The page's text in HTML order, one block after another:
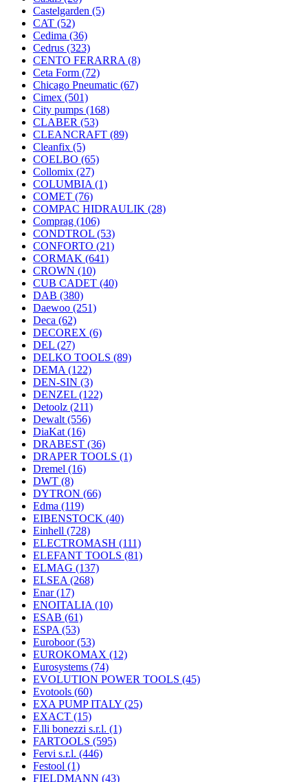
Castelgarden (5)
CAT (52)
Cedima (36)
Cedrus (323)
CENTO FERARRA (8)
Ceta Form (72)
Chicago Pneumatic (67)
Cimex (501)
City pumps (168)
CLABER (53)
CLEANCRAFT (89)
Cleanfix (5)
COELBO (65)
Collomix (27)
COLUMBIA (1)
COMET (76)
COMPAC HIDRAULIK (28)
Comprag (106)
CONDTROL (53)
CONFORTO (21)
CORMAK (641)
CROWN (10)
CUB CADET (40)
DAB (380)
Daewoo (251)
Deca (62)
DECOREX (6)
DEL (27)
DELKO TOOLS (89)
DEMA (122)
DEN-SIN (3)
DENZEL (122)
Detoolz (211)
Dewalt (556)
DiaKat (16)
DRABEST (36)
DRAPER TOOLS (1)
Dremel (16)
DWT (8)
DYTRON (66)
Edma (119)
EIBENSTOCK (40)
Einhell (728)
ELECTROMASH (111)
ELEFANT TOOLS (81)
ELMAG (137)
ELSEA (268)
Enar(17)
ENOITALIA (10)
ESAB (61)
ESPA (53)
Euroboor(53)
EUROKOMAX (12)
Eurosystems (74)
EVOLUTION POWER TOOLS (45)
Evotools (60)
EXA PUMP ITALY (25)
EXACT (15)
F.lli bonezzi s.r.l. (1)
FARTOOLS (595)
Fervi s.r.l. (446)
Festool (1)
FIELDMANN (43)